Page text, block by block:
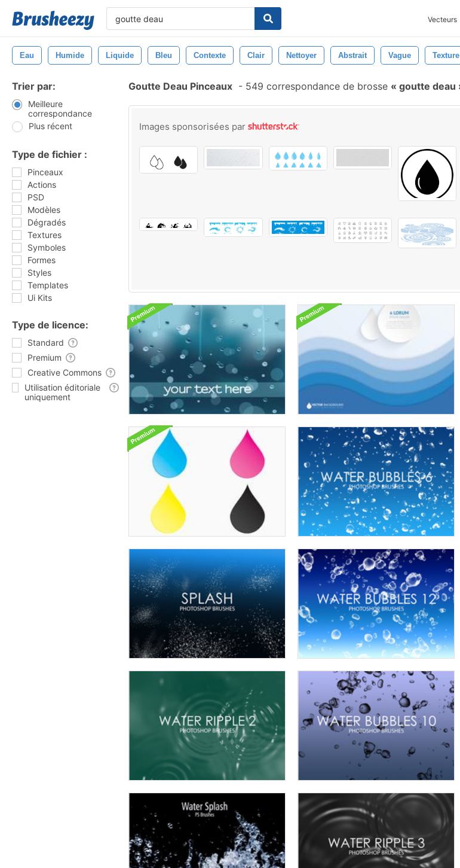
Vecteurs
Eau Humide Liquide Bleu Contexte Clair Nettoyer Abstrait Vague Texture
Trier par:
Meilleure
correspondance
Plus récent
Type de fichier :
Pinceaux
Actions
PSD
Modèles
Dégradés
Textures
Symboles
Formes
Styles
Templates
Ui Kits
Type de licence:
Standard
Premium
Creative Commons
Utilisation éditoriale
uniquement
Goutte Deau Pinceaux - 549 correspondance de brosse goutte deau
Images sponsorisées par